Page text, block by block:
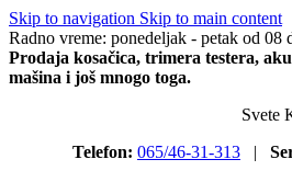
Skip to navigation Skip to main content
Radno vreme: ponedeljak - petak od 08
Prodaja kosačica, trimera testera,
mašina i još mnogo toga.
Svete
Telefon: 065/46-31-313 |